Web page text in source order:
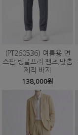
(PT260536) 여름용 면
스판 링클프리 팬츠,맞춤
제작 바지
138,000원